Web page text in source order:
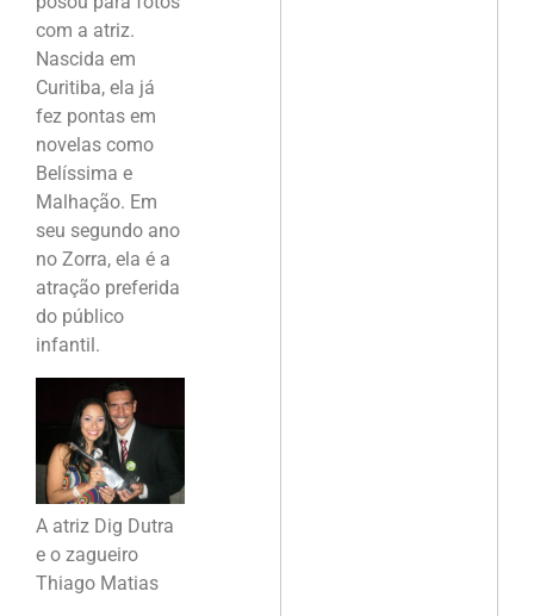
com a atriz.
Nascida em
Curitiba, ela já
fez pontas em
novelas como
Belíssima e
Malhação. Em
seu segundo ano
no Zorra, ela é a
atração preferida
do público
infantil.
A atriz Dig Dutra
e o zagueiro
Thiago Matias